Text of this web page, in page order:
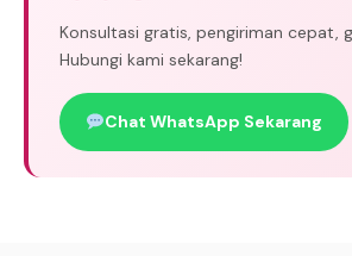
Konsultasi gratis, pengiriman cepat,
Hubungi kami sekarang!
Chat WhatsApp Sekarang